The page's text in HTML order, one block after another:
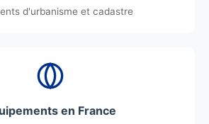
d'urbanisme et cadastre
en France